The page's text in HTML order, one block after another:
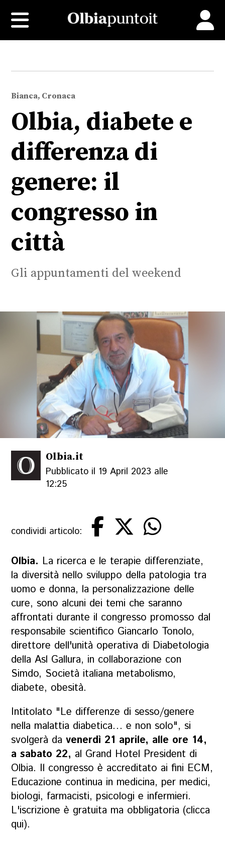
Bianca, Cronaca
Olbia, diabete e
differenza di
genere: il
congresso in
città
Gli appuntamenti del weekend
Olbia.it
Pubblicato il 19 April 2023 alle
12:25
condividi articolo:
Olbia. La ricerca e le terapie differenziate,
la diversità nello sviluppo della patologia tra
uomo e donna, la personalizzazione delle
cure, sono alcuni dei temi che saranno
affrontati durante il congresso promosso dal
responsabile scientifico Giancarlo Tonolo,
direttore dell'unità operativa di Diabetologia
della Asl Gallura, in collaborazione con
Simdo, Società italiana metabolismo,
diabete, obesità.
Intitolato "Le differenze di sesso/genere
nella malattia diabetica… e non solo", si
svolgerà davenerdì 21 aprile, alle ore 14,
a sabato 22, al Grand Hotel President di
Olbia. Il congresso è accreditato ai fini ECM,
Educazione continua in medicina, per medici,
biologi, farmacisti, psicologi e infermieri.
L'iscrizione è gratuita ma obbligatoria (clicca
qui).